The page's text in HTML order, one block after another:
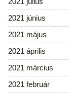
2021 június
2021 május
2021 április
2021 március
2021 február